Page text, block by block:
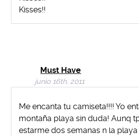
Kisses!!
Must Have
junio 16th, 2011
Me encanta tu camiseta!!!! Yo
montaña playa sin duda! Aunq
estarme dos semanas n la